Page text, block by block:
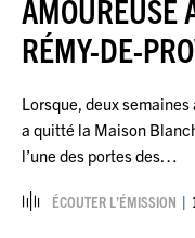
AMOUREUSE
RÉMY-DE-
Lorsque, deux
a quitté la Maison
l’une des portes des…
ÉCOUTER L’ÉMISSION